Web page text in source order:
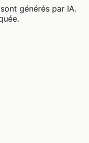
générés par IA.